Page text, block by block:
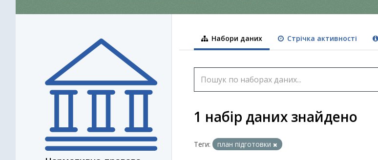
Набори даних Стрічка активності
1 набір даних знайдено
Теги: план підготовки